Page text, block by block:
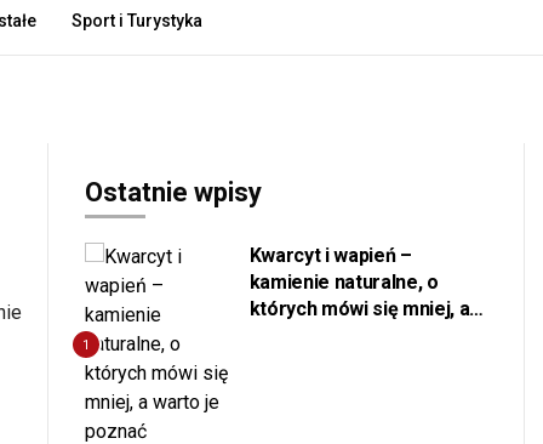
Publikacja Artykułu
Sport i Turystyka
Ostatnie wpisy
1
Kwarcyt i wapień –
kamienie naturalne, o
których mówi się mniej, a